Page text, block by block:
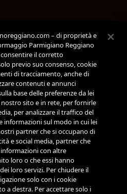
FEDELTÀ
DELLE PR CARTE REGALO
– di proprietà e
Parmigiano Reggiano
il corretto
previo suo consenso, cookie
di tracciamento, anche di
contenuti e annunci
base delle preferenze da lei
sito e in rete, per fornirle
per analizzare il traffico del
informazioni sul modo in cui lei
partner che si occupano di
e social media, partner che
con altre
loro o che essi hanno
loro servizi. Per chiudere il
solo con i cookie
a destra. Per accettare solo i